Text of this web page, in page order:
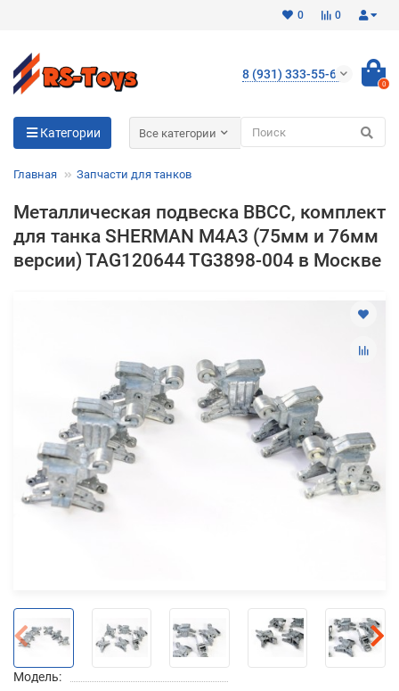
0
0
8 (931) 333-55-65
0
Категории Все категории
Главная Запчасти для танков
Металлическая подвеска ВВСС, комплект
для танка SHERMAN M4A3 (75мм и 76мм
версии) TAG120644 TG3898-004 в Москве
Модель:
Разбейте
без переплат
Добавляйте товары
в корзину
Получайте товар
выбранный способом